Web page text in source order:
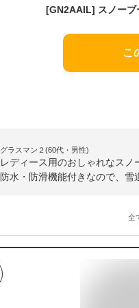
こ
グラスマン２(60代・男性)
レディース用のおしゃれなス
防水・防滑機能付きなので、
全